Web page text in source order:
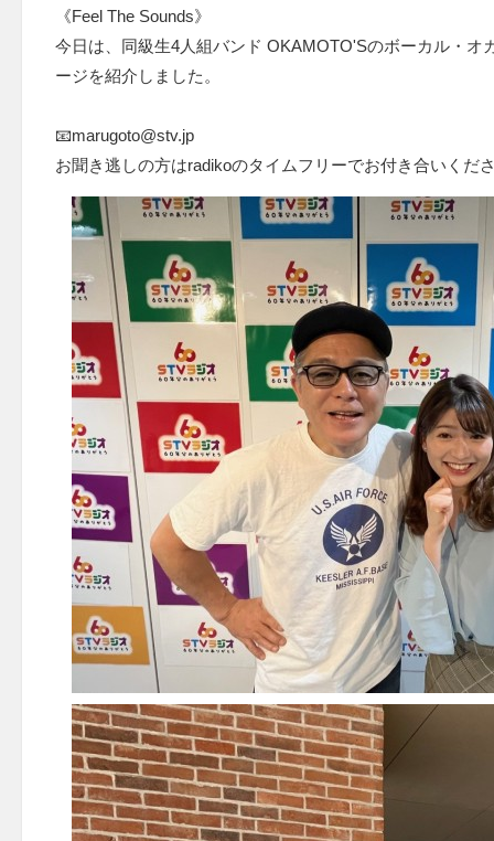
《Feel The Sounds》
今日は、同級生4人組バンド OKAMOTO'Sのボーカル・オ
ージを紹介しました。
📧marugoto@stv.jp
お聞き逃しの方はradikoのタイムフリーでお付き合いくだ